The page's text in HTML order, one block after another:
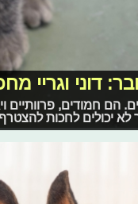
דוני וגריי
הם חמודים,
לא יכולים לחכות